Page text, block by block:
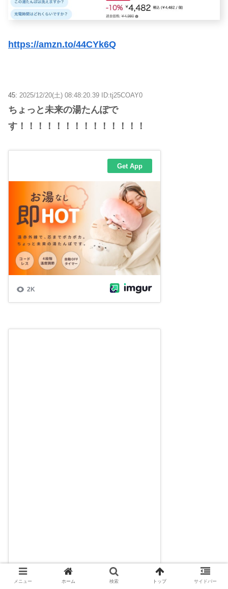
https://amzn.to/44CYk6Q
45: 2025/12/20(土) 08:48:20.39 ID:tj25COAY0
ちょっと未来の湯たんぽで
す！！！！！！！！！！！！！！
メニュー ホーム 検索 トップ サイドバー